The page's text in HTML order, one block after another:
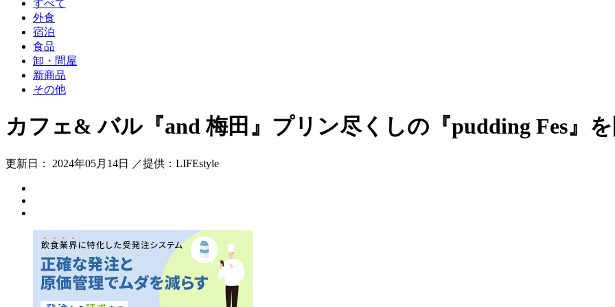
すべて
外食
宿泊
食品
卸・問屋
新商品
その他
カフェ& バル『and 梅田』プリン尽くしの『pudding Fes』
更新日： 2024年05月14日 ／提供：LIFEstyle